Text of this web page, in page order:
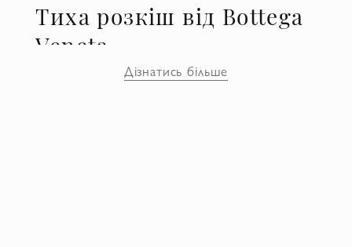
Тиха розкіш від Bottega
Veneta
Bottega Veneta бренд з'явився 1966 року в
Дізнатись більше